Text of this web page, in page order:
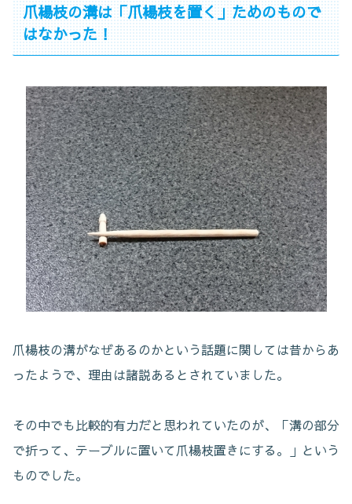
爪楊枝の溝は「爪楊枝を置く」ためのもので
はなかった！
爪楊枝の溝がなぜあるのかという話題に関しては昔からあ
ったようで、理由は諸説あるとされていました。
その中でも比較的有力だと思われていたのが、「溝の部分
で折って、テーブルに置いて爪楊枝置きにする。」という
ものでした。